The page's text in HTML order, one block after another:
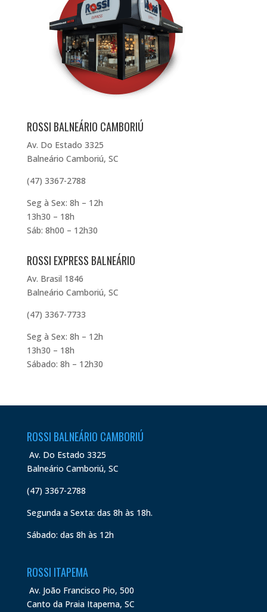
ROSSI BALNEÁRIO CAMBORIÚ
Av. Do Estado 3325
Balneário Camboriú, SC
(47) 3367-2788
Seg à Sex: 8h – 12h
13h30 – 18h
Sáb: 8h00 – 12h30
ROSSI EXPRESS BALNEÁRIO
Av. Brasil 1846
Balneário Camboriú, SC
(47) 3367-7733
Seg à Sex: 8h – 12h
13h30 – 18h
Sábado: 8h – 12h30
ROSSI BALNEÁRIO CAMBORIÚ
Av. Do Estado 3325
Balneário Camboriú, SC
(47) 3367-2788
Segunda a Sexta: das 8h às 18h.
Sábado: das 8h às 12h
ROSSI ITAPEMA
Av. João Francisco Pio, 500
Canto da Praia Itapema, SC